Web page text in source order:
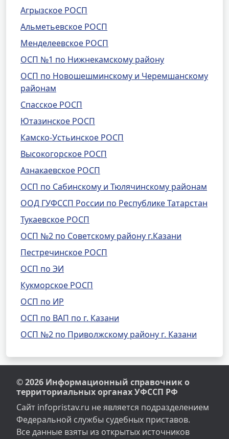
Агрызское РОСП
Альметьевское РОСП
Менделеевское РОСП
ОСП №1 по Нижнекамскому району
ОСП по Новошешминскому и Черемшанскому
районам
Спасское РОСП
Ютазинское РОСП
Камско-Устьинское РОСП
Высокогорское РОСП
Азнакаевское РОСП
ОСП по Сабинскому и Тюлячинскому районам
ООД ГУФССП России по Республике Татарстан
Тукаевское РОСП
ОСП №2 по Советскому району г.Казани
Пестречинское РОСП
ОСП по ЭИ
Кукморское РОСП
ОСП по ИР
ОСП по ВАП по г. Казани
ОСП №2 по Приволжскому району г. Казани
© 2026 Информационный справочник о
территориальных органах УФССП РФ
Сайт infopristav.ru не является подразделением
Федеральной службы судебных приставов.
Все данные взяты из открытых источников